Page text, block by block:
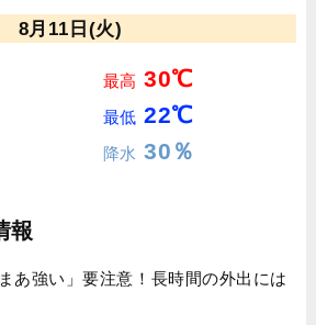
8月11日(火)
最高 30℃
最低 22℃
降水 30％
報
あ強い」要注意！長時間の外出には